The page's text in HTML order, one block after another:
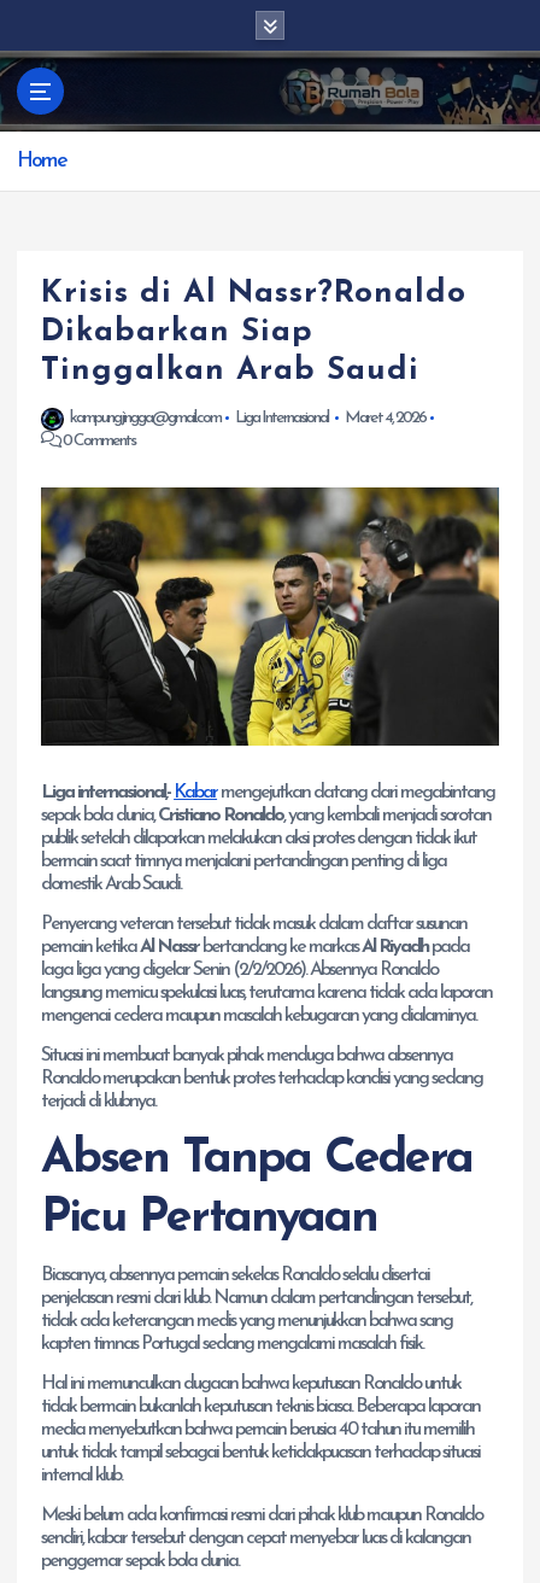
i
p
t
c
Home
Krisis di Al Nassr?Ronaldo
Dikabarkan Siap
Tinggalkan Arab Saudi
kampungjingga@gmail.com Liga Internasional
Maret 4, 2026
0 Comments
Liga internasional,- Kabarmengejutkan datang dari megabintang
sepak bola dunia,Cristiano Ronaldo, yang kembali menjadi sorotan
publik setelah dilaporkan melakukan aksi protes dengan tidak ikut
bermain saat timnya menjalani pertandingan penting di liga
domestik Arab Saudi.
Penyerang veteran tersebut tidak masuk dalam daftar susunan
pemain ketikaAl Nassrbertandang ke markasAl Riyadhpada
laga liga yang digelar Senin (2/2/2026). Absennya Ronaldo
langsung memicu spekulasi luas, terutama karena tidak ada laporan
mengenai cedera maupun masalah kebugaran yang dialaminya.
Situasi ini membuat banyak pihak menduga bahwa absennya
Ronaldo merupakan bentuk protes terhadap kondisi yang sedang
terjadi di klubnya.
Absen Tanpa Cedera
Picu Pertanyaan
Biasanya, absennya pemain sekelas Ronaldo selalu disertai
penjelasan resmi dari klub. Namun dalam pertandingan tersebut,
tidak ada keterangan medis yang menunjukkan bahwa sang
kapten timnas Portugal sedang mengalami masalah fisik.
Hal ini memunculkan dugaan bahwa keputusan Ronaldo untuk
tidak bermain bukanlah keputusan teknis biasa. Beberapa laporan
media menyebutkan bahwa pemain berusia 40 tahun itu memilih
untuk tidak tampil sebagai bentuk ketidakpuasan terhadap situasi
internal klub.
Meski belum ada konfirmasi resmi dari pihak klub maupun Ronaldo
sendiri, kabar tersebut dengan cepat menyebar luas di kalangan
penggemar sepak bola dunia.